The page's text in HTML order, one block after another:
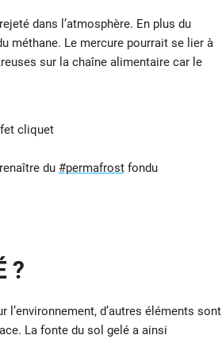
dans l’atmosphère. En plus du
méthane. Le mercure pourrait se lier à
sur la chaîne alimentaire car le
cliquet
du #permafrostfondu
?
l’environnement, d’autres éléments sont
La fonte du sol gelé a ainsi